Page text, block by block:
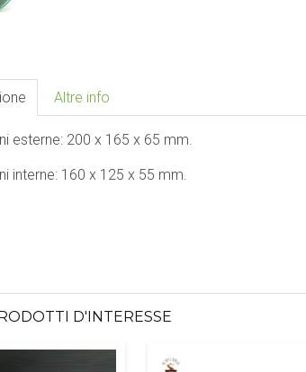
Altre info
esterne: 200 x 165 x 65 mm.
interne: 160 x 125 x 55 mm.
D'INTERESSE